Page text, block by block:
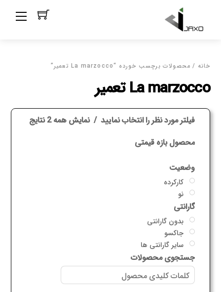
content
خانه / محصولات برچسب خورده “La marzocco تعمیر”
La marzocco تعمیر
فیلتر مورد نظر را انتخاب نمایید نمایش همه 2 نتایج
محصول بازه قیمتی
وضعیت
کارکرده
نو
گارانتی
بدون گارانتی
جاکسو
سایر گارانتی ها
جستجوی محصولات